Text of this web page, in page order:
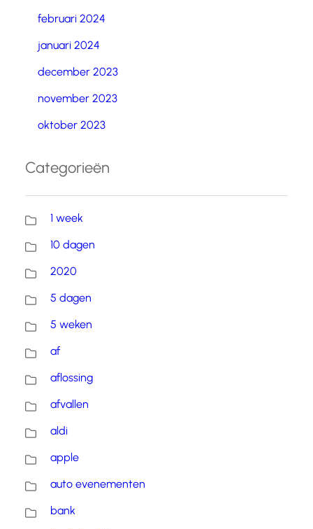
februari 2024
januari 2024
december 2023
november 2023
oktober 2023
Categorieën
1 week
10 dagen
2020
5 dagen
5 weken
af
aflossing
afvallen
aldi
apple
auto evenementen
bank